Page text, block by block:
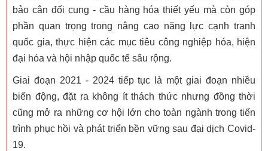
bảo cân đối cung - cầu hàng hóa thiết yếu mà còn góp
phần quan trọng trong nâng cao năng lực cạnh tranh
quốc gia, thực hiện các mục tiêu công nghiệp hóa, hiện
đại hóa và hội nhập quốc tế sâu rộng.
Giai đoạn 2021 - 2024 tiếp tục là một giai đoạn nhiều
biến động, đặt ra không ít thách thức nhưng đồng thời
cũng mở ra những cơ hội lớn cho toàn ngành trong tiến
trình phục hồi và phát triển bền vững sau đại dịch Covid-
19.